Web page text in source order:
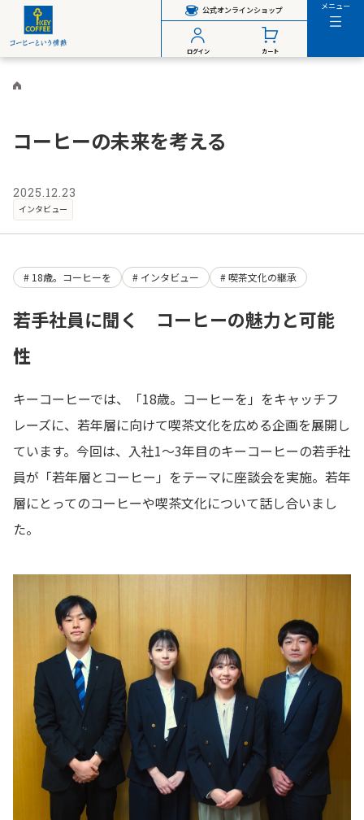
公式オンラインショップ
ログイン カート
メニュー
コーヒーの未来を考える
2025.12.23
インタビュー
18歳。コーヒーを インタビュー 喫茶文化の継承
若手社員に聞く コーヒーの魅力と可能
性
キーコーヒーでは、「18歳。コーヒーを」をキャッチフ
レーズに、若年層に向けて喫茶文化を広める企画を展開し
ています。今回は、入社1～3年目のキーコーヒーの若手社
員が「若年層とコーヒー」をテーマに座談会を実施。若年
層にとってのコーヒーや喫茶文化について話し合いまし
た。